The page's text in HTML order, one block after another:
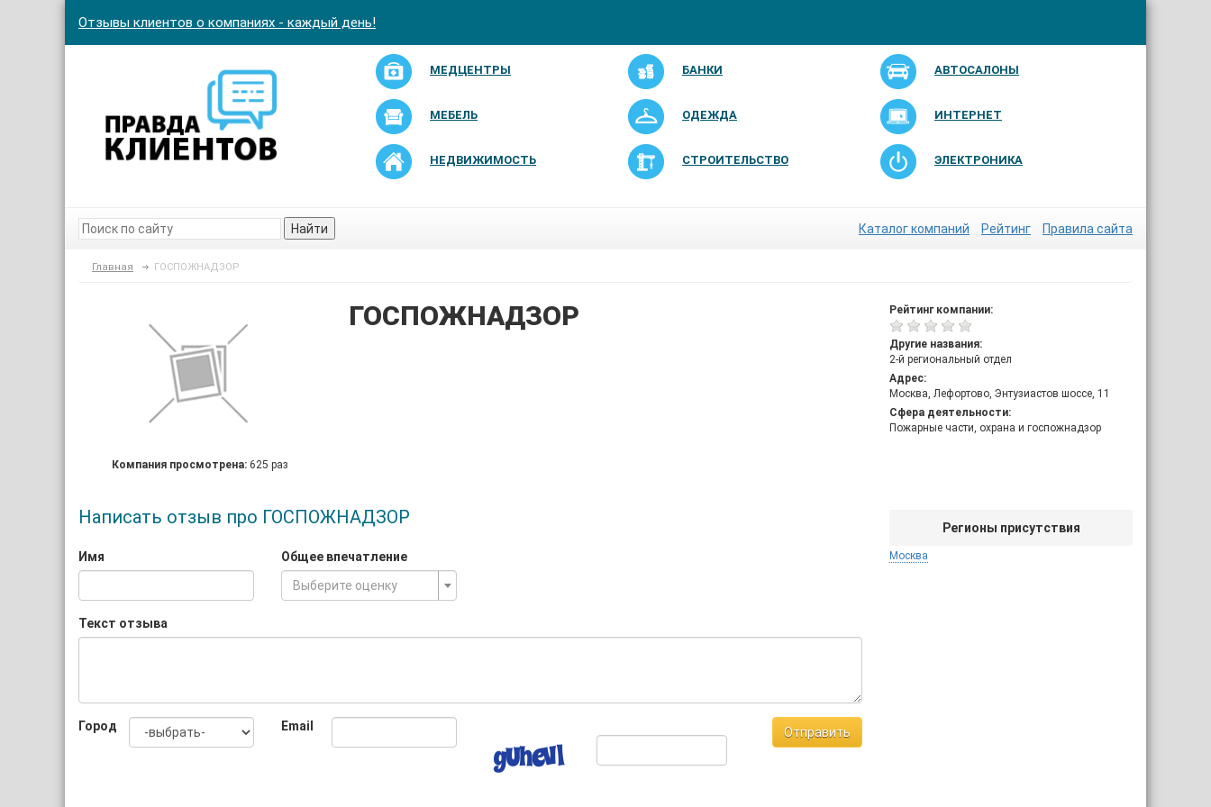
Отзывы клиентов о компаниях - каждый день!
МЕДЦЕНТРЫ БАНКИ АВТОСАЛОНЫ
МЕБЕЛЬ ОДЕЖДА ИНТЕРНЕТ
НЕДВИЖИМОСТЬ СТРОИТЕЛЬСТВО ЭЛЕКТРОНИКА
Найти Каталог компаний Рейтинг Правила сайта
Главная ГОСПОЖНАДЗОР
Рейтинг компании:
Другие названия:
2-й региональный отдел
Адрес:
Москва, Лефортово, Энтузиастов шоссе, 11
Сфера деятельности:
Пожарные части, охрана и госпожнадзор
Регионы присутствия
Москва
Компания просмотрена: 625 раз
ГОСПОЖНАДЗОР
Написать отзыв про ГОСПОЖНАДЗОР
Имя
Общее впечатление
Выберите оценку
Текст отзыва
Город Email Отправить